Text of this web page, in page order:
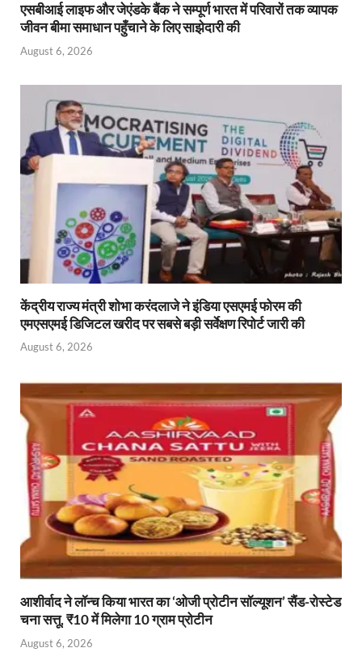
एसबीआई लाइफ और जेएंडके बैंक ने सम्पूर्ण भारत में परिवारों तक व्यापक
जीवन बीमा समाधान पहुँचाने के लिए साझेदारी की
August 6, 2026
केंद्रीय राज्य मंत्री शोभा करंदलाजे ने इंडिया एसएमई फोरम की
एमएसएमई डिजिटल खरीद पर सबसे बड़ी सर्वेक्षण रिपोर्ट जारी की
August 6, 2026
आशीर्वाद ने लॉन्च किया भारत का ‘ओजी प्रोटीन सॉल्यूशन’ सैंड-रोस्टेड
चना सत्तू, ₹10 में मिलेगा 10 ग्राम प्रोटीन
August 6, 2026